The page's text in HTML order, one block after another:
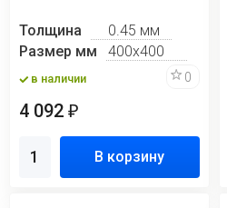
Толщина
0.45 мм
Размер мм
400х400
в наличии 0
4 092 ₽
В корзину